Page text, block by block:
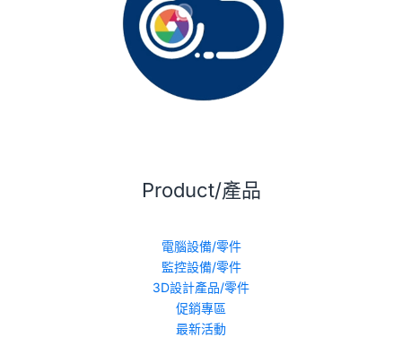
Product/產品
電腦設備/零件
監控設備/零件
3D設計產品/零件
促銷專區
最新活動